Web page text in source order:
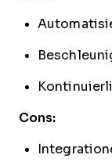
Cons: